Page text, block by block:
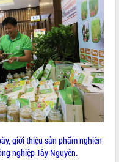
giới thiệu sản phẩm nghiên
nghiệp Tây Nguyên.